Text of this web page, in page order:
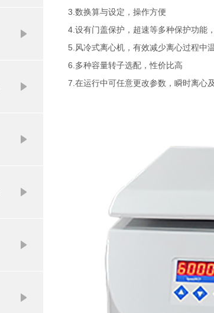
3.数换算与设定，操作方便
4.设有门盖保护，超速等多种保护功能
5.风冷式离心机，有效减少离心过程中
6.多种容量转子选配，性价比高
7.在运行中可任意更改参数，瞬时离心